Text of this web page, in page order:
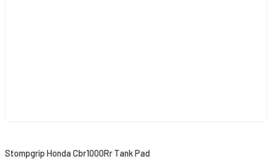
Stompgrip Honda Cbr1000Rr Tank Pad